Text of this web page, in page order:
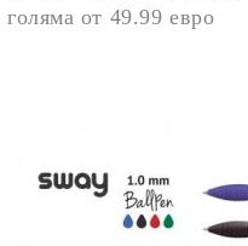
голяма от 49.99 евро